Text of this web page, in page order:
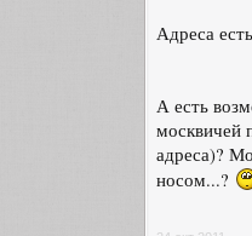
Адреса
А есть
москвичей
адреса)?
носом...?